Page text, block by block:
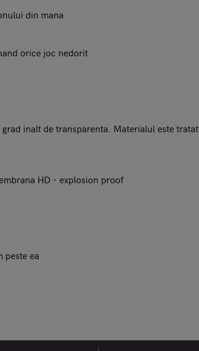
din mana
orice joc nedorit
inalt de transparenta. Materialul este tratat
HD - explosion proof
peste ea